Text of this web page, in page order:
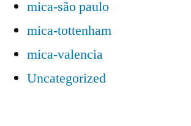
mica-são paulo
mica-tottenham
mica-valencia
Uncategorized